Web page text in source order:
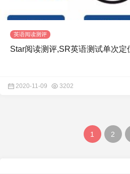
英语阅读测评
Star阅读测评,SR英语测试单次定
2020-11-09 3202
1 2